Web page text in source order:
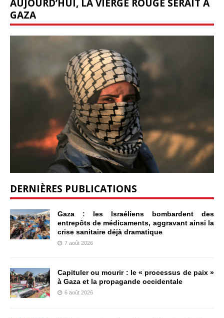
AUJOURD’HUI, LA VIERGE ROUGE SERAIT À
GAZA
DERNIÈRES PUBLICATIONS
Gaza : les Israéliens bombardent des
entrepôts de médicaments, aggravant ainsi la
crise sanitaire déjà dramatique
7 août 2026
Capituler ou mourir : le « processus de paix »
à Gaza et la propagande occidentale
6 août 2026